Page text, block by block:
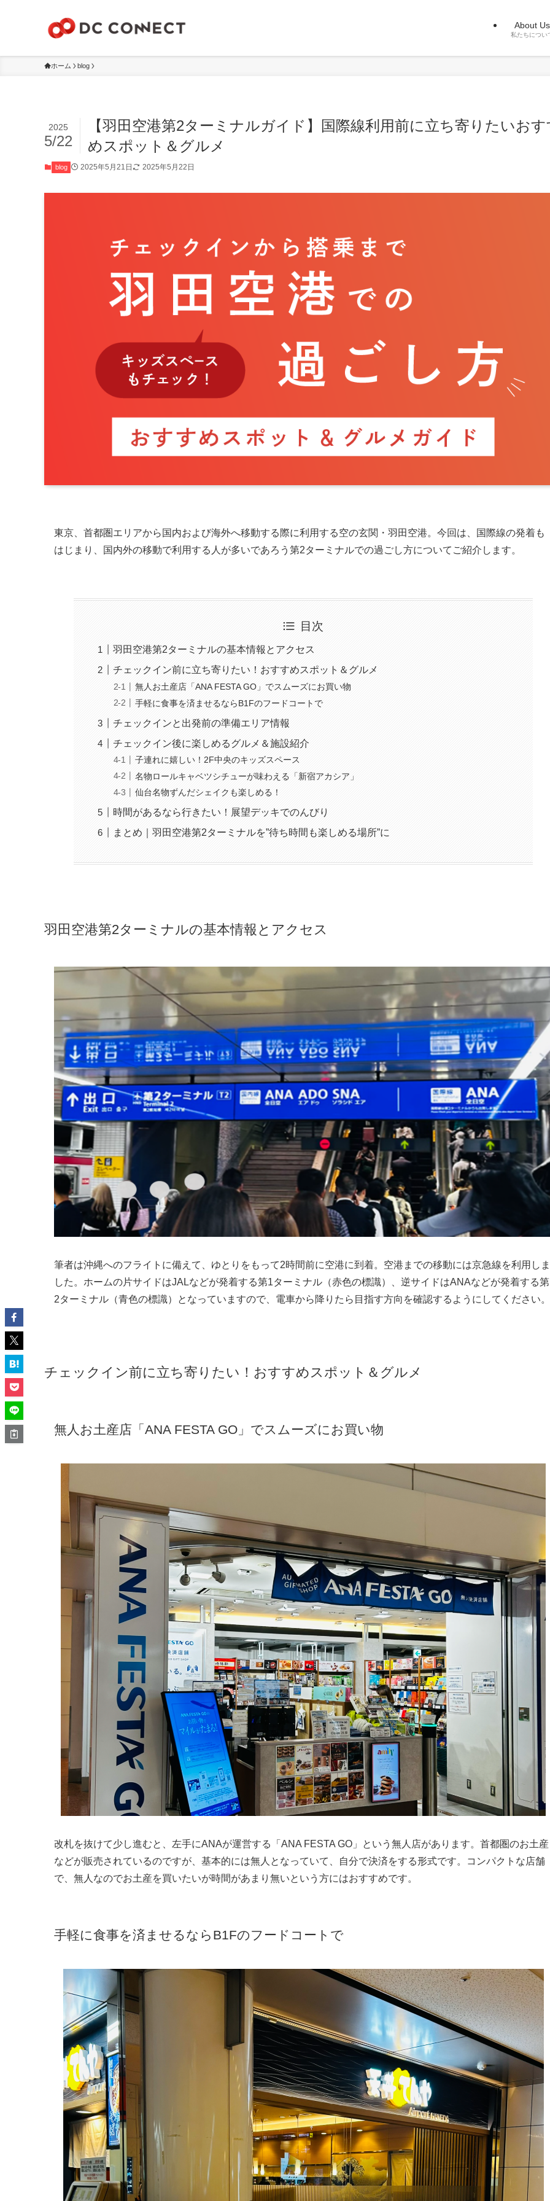
About Us
私たちについ
ホーム blog
【羽田空港第2ターミナルガイド】国際線利用前に立ち寄りたいおす
めスポット＆グルメ
2025
5/22
blog 2025年5月21日 2025年5月22日
東京、首都圏エリアから国内および海外へ移動する際に利用する空の玄関・羽田空港。今回は、国際線の発着も
はじまり、国内外の移動で利用する人が多いであろう第2ターミナルでの過ごし方についてご紹介します。
目次
羽田空港第2ターミナルの基本情報とアクセス
チェックイン前に立ち寄りたい！おすすめスポット＆グルメ
無人お土産店「ANA FESTA GO」でスムーズにお買い物
手軽に食事を済ませるならB1Fのフードコートで
チェックインと出発前の準備エリア情報
チェックイン後に楽しめるグルメ＆施設紹介
子連れに嬉しい！2F中央のキッズスペース
名物ロールキャベツシチューが味わえる「新宿アカシア」
仙台名物ずんだシェイクも楽しめる！
時間があるなら行きたい！展望デッキでのんびり
まとめ｜羽田空港第2ターミナルを”待ち時間も楽しめる場所”に
羽田空港第2ターミナルの基本情報とアクセス
筆者は沖縄へのフライトに備えて、ゆとりをもって2時間前に空港に到着。空港までの移動には京急線を利用しま
した。ホームの片サイドはJALなどが発着する第1ターミナル（赤色の標識）、逆サイドはANAなどが発着する第
2ターミナル（青色の標識）となっていますので、電車から降りたら目指す方向を確認するようにしてください。
チェックイン前に立ち寄りたい！おすすめスポット＆グルメ
無人お土産店「ANA FESTA GO」でスムーズにお買い物
改札を抜けて少し進むと、左手にANAが運営する「ANA FESTA GO」という無人店があります。首都圏のお土産
などが販売されているのですが、基本的には無人となっていて、自分で決済をする形式です。コンパクトな店舗
で、無人なのでお土産を買いたいが時間があまり無いという方にはおすすめです。
手軽に食事を済ませるならB1Fのフードコートで